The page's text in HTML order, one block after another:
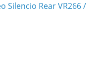
Silencio Rear VR266 /